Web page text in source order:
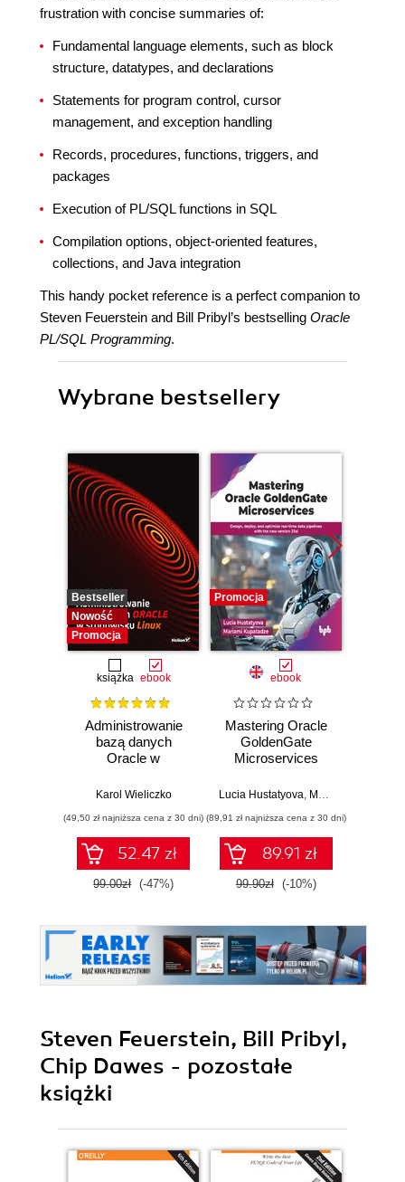
frustration with concise summaries of:
Fundamental language elements, such as block
structure, datatypes, and declarations
Statements for program control, cursor
management, and exception handling
Records, procedures, functions, triggers, and
packages
Execution of PL/SQL functions in SQL
Compilation options, object-oriented features,
collections, and Java integration
This handy pocket reference is a perfect companion to
Steven Feuerstein and Bill Pribyl’s bestselling Oracle
PL/SQL Programming.
Wybrane bestsellery
Bestseller
Nowość
Promocja
książka ebook
Administrowanie
bazą danych
Oracle w
Karol Wieliczko
(49,50 zł najniższa cena z 30 dni)
52.47 zł
99.00zł (-47%)
Promocja
ebook
Mastering Oracle
GoldenGate
Microservices
Lucia Hustatyova, Mariami Kupatadze
(89,91 zł najniższa cena z 30 dni)
89.91 zł
99.90zł (-10%)
Steven Feuerstein, Bill Pribyl,
Chip Dawes - pozostałe
książki